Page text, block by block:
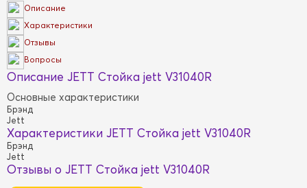
Описание
Характеристики
Отзывы
Вопросы
Описание JETT Стойка jett V31040R
Основные характеристики
Брэнд
Jett
Характеристики JETT Стойка jett V31040R
Брэнд
Jett
Отзывы о JETT Стойка jett V31040R